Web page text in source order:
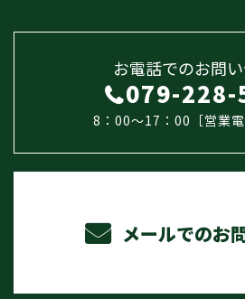
お電話でのお問
079-228-
8：00～17：00［営業電
メールでのお